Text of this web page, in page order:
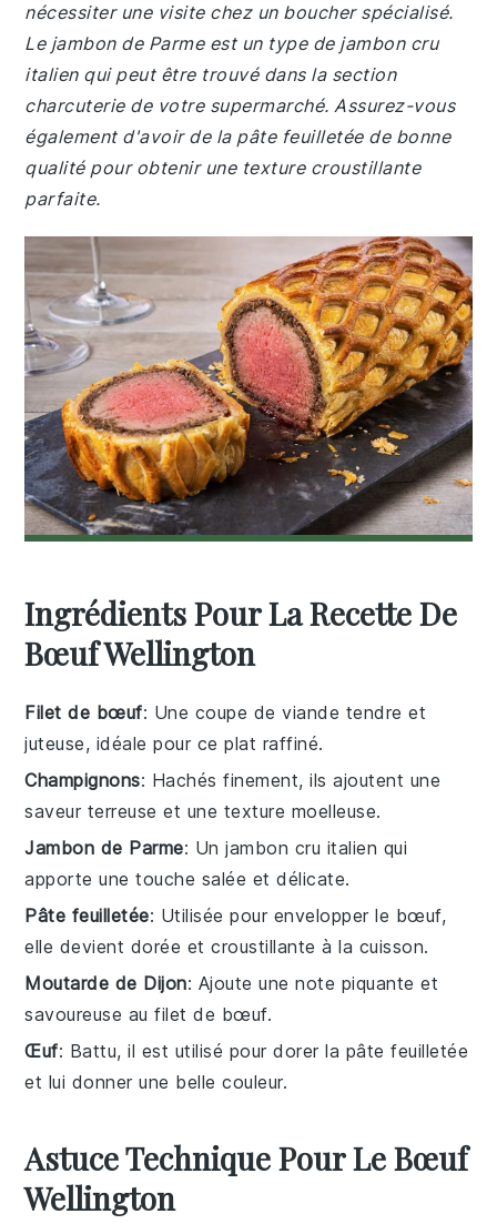
nécessiter une visite chez un boucher spécialisé.
Le jambon de Parme est un type de jambon cru
italien qui peut être trouvé dans la section
charcuterie de votre supermarché. Assurez-vous
également d'avoir de la pâte feuilletée de bonne
qualité pour obtenir une texture croustillante
parfaite.
Ingrédients Pour La Recette De
Bœuf Wellington
Filet de bœuf: Une coupe de viande tendre et
juteuse, idéale pour ce plat raffiné.
Champignons: Hachés finement, ils ajoutent une
saveur terreuse et une texture moelleuse.
Jambon de Parme: Un jambon cru italien qui
apporte une touche salée et délicate.
Pâte feuilletée: Utilisée pour envelopper le bœuf,
elle devient dorée et croustillante à la cuisson.
Moutarde de Dijon: Ajoute une note piquante et
savoureuse au filet de bœuf.
Œuf: Battu, il est utilisé pour dorer la pâte feuilletée
et lui donner une belle couleur.
Astuce Technique Pour Le Bœuf
Wellington